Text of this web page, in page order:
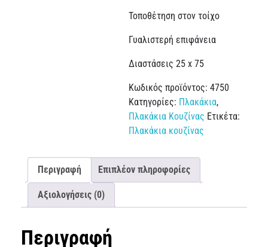
Τοποθέτηση στον τοίχο
Γυαλιστερή επιφάνεια
Διαστάσεις 25 x 75
Κωδικός προϊόντος: 4750
Κατηγορίες: Πλακάκια,
Πλακάκια Κουζίνας Ετικέτα:
Πλακάκια κουζίνας
Περιγραφή Επιπλέον πληροφορίες
Αξιολογήσεις (0)
Περιγραφή